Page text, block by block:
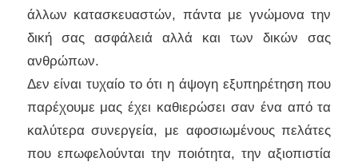
άλλων κατασκευαστών, πάντα με γνώμονα την
δική σας ασφάλειά αλλά και των δικών σας
ανθρώπων.
Δεν είναι τυχαίο το ότι η άψογη εξυπηρέτηση που
παρέχουμε μας έχει καθιερώσει σαν ένα από τα
καλύτερα συνεργεία, με αφοσιωμένους πελάτες
που επωφελούνται την ποιότητα, την αξιοπιστία